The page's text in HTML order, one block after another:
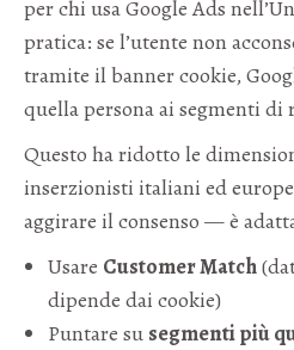
per chi usa Google Ads
pratica: se l’utente non
tramite il banner cookie,
quella persona ai segmenti di
Questo ha ridotto le
inserzionisti italiani ed
aggirare il consenso — è
Usare Customer Match
dipende dai cookie)
Puntare su segmenti più